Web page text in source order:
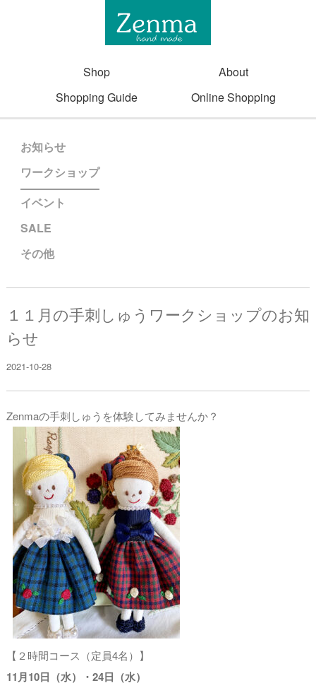
About
Shop
Online Shopping
Shopping Guide
お知らせ
ワークショップ
イベント
SALE
その他
１１月の手刺しゅうワークショップのお知
らせ
2021-10-28
Zenmaの手刺しゅうを体験してみませんか？
【２時間コース（定員4名）】
11月10日（水）・24日（水）